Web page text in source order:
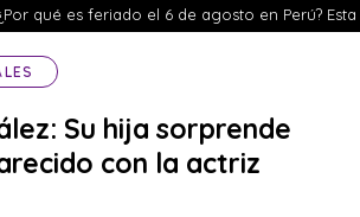
qué es feriado el 6 de agosto en Perú?
Su hija sorprende
con la actriz